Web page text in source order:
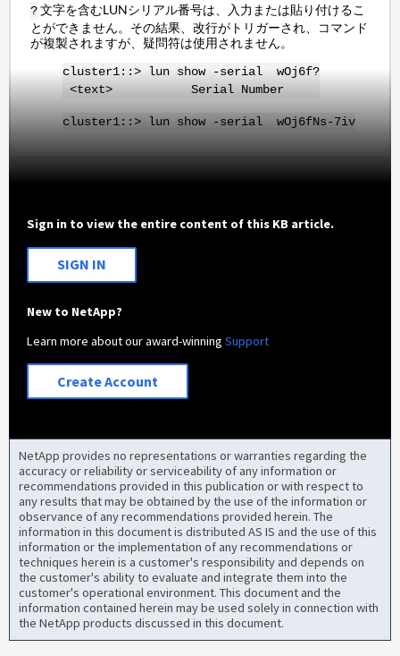
?文字を含むLUNシリアル番号は、入力または貼り付けるこ
とができません。その結果、改行がトリガーされ、コマンド
が複製されますが、疑問符は使用されません。
cluster1::> lun show -serial wOj6f?
<text> Serial Number
cluster1::> lun show -serial wOj6fNs-7iv
Sign in to view the entire content of this KB article.
SIGN IN
New to NetApp?
Learn more about our award-winningSupport
Create Account
NetApp provides no representations or warranties regarding the
accuracy or reliability or serviceability of any information or
recommendations provided in this publication or with respect to
any results that may be obtained by the use of the information or
observance of any recommendations provided herein. The
information in this document is distributed AS IS and the use of this
information or the implementation of any recommendations or
techniques herein is a customer's responsibility and depends on
the customer's ability to evaluate and integrate them into the
customer's operational environment. This document and the
information contained herein may be used solely in connection with
the NetApp products discussed in this document.